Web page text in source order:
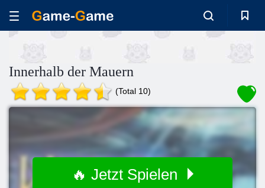
Innerhalb der Mauern
(Total 10)
🔥 Jetzt Spielen